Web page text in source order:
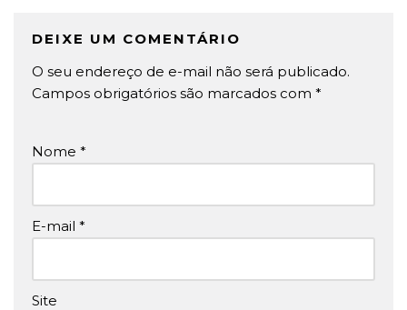
DEIXE UM COMENTÁRIO
O seu endereço de e-mail não será publicado.
Campos obrigatórios são marcados com *
Nome *
E-mail *
Site